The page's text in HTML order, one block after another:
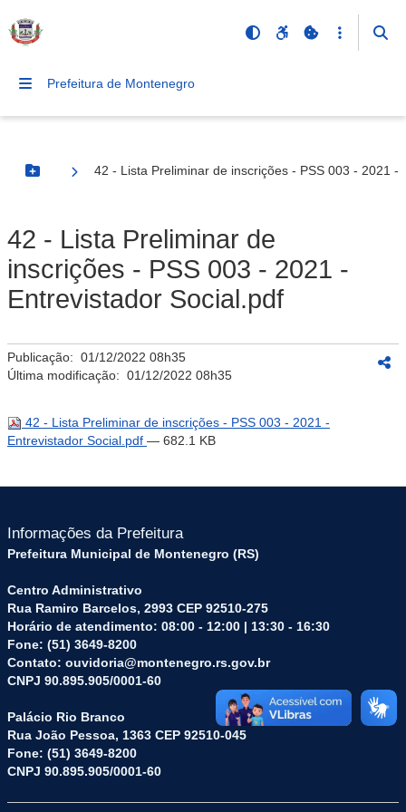
Prefeitura de Montenegro
Botão Menu
42 - Lista Preliminar de inscrições - PSS 003 - 2021 -
42 - Lista Preliminar de
inscrições - PSS 003 - 2021 -
Entrevistador Social.pdf
Publicação: 01/12/2022 08h35
Última modificação: 01/12/2022 08h35
42 - Lista Preliminar de inscrições - PSS 003 - 2021 -
Entrevistador Social.pdf — 682.1 KB
Informações da Prefeitura
Prefeitura Municipal de Montenegro (RS)
Centro Administrativo
Rua Ramiro Barcelos, 2993 CEP 92510-275
Horário de atendimento: 08:00 - 12:00 | 13:30 - 16:30
Fone: (51) 3649-8200
Contato: ouvidoria@montenegro.rs.gov.br
CNPJ 90.895.905/0001-60
Palácio Rio Branco
Rua João Pessoa, 1363 CEP 92510-045
Fone: (51) 3649-8200
CNPJ 90.895.905/0001-60